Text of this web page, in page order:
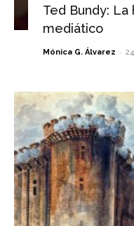
Ted Bundy:
mediático
Mónica G. Álvarez -